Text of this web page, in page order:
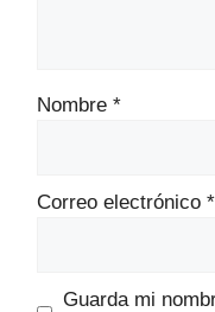
Nombre *
Correo electrónico *
Guarda mi